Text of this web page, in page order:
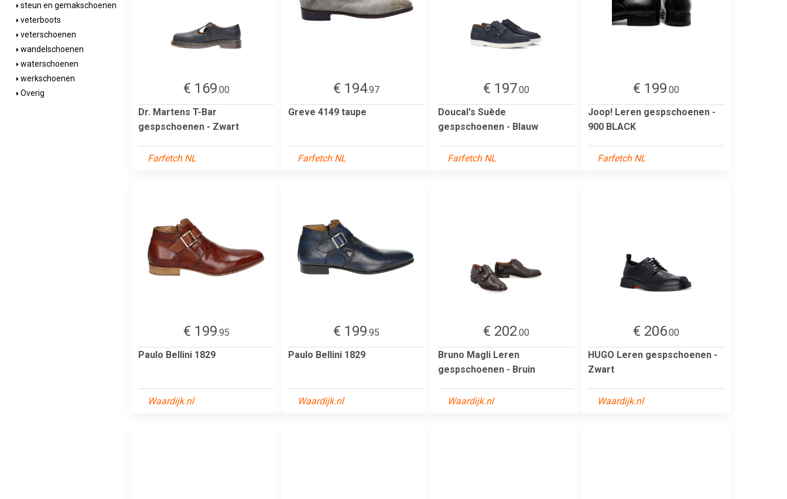
steun en gemakschoenen
veterboots
veterschoenen
wandelschoenen
waterschoenen
werkschoenen
Overig
€ 169.00
Dr. Martens T-Bar
gespschoenen - Zwart
Farfetch NL
€ 194.97
Greve 4149 taupe
Farfetch NL
€ 197.00
Doucal's Suède
gespschoenen - Blauw
Farfetch NL
€ 199.00
Joop! Leren gespschoenen -
900 BLACK
Farfetch NL
€ 199.95
Paulo Bellini 1829
Waardijk.nl
€ 199.95
Paulo Bellini 1829
Waardijk.nl
€ 202.00
Bruno Magli Leren
gespschoenen - Bruin
Waardijk.nl
€ 206.00
HUGO Leren gespschoenen -
Zwart
Waardijk.nl